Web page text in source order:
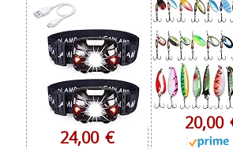
24,00 €
20,00